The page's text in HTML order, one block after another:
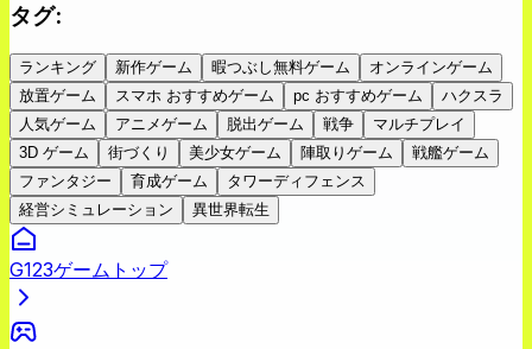
タグ:
ランキング 新作ゲーム 暇つぶし無料ゲーム
オンラインゲーム
放置ゲーム
スマホ おすすめゲーム pc おすすめゲーム
ハクスラ
人気ゲーム
アニメゲーム 脱出ゲーム 戦争
マルチプレイ
3D ゲーム
街づくり 美少女ゲーム 陣取りゲーム
戦艦ゲーム
ファンタジー
育成ゲーム
タワーディフェンス
経営シミュレーション
異世界転生
G123ゲームトップ